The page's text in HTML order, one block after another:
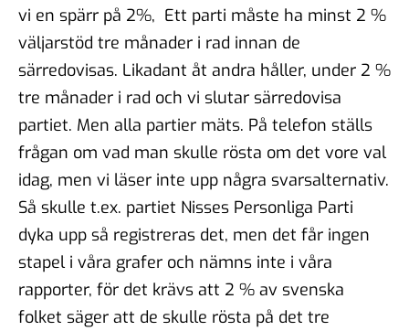
vi en spärr på 2%, Ett parti måste ha minst 2 %
väljarstöd tre månader i rad innan de
särredovisas. Likadant åt andra håller, under 2 %
tre månader i rad och vi slutar särredovisa
partiet. Men alla partier mäts. På telefon ställs
frågan om vad man skulle rösta om det vore val
idag, men vi läser inte upp några svarsalternativ.
Så skulle t.ex. partiet Nisses Personliga Parti
dyka upp så registreras det, men det får ingen
stapel i våra grafer och nämns inte i våra
rapporter, för det krävs att 2 % av svenska
folket säger att de skulle rösta på det tre